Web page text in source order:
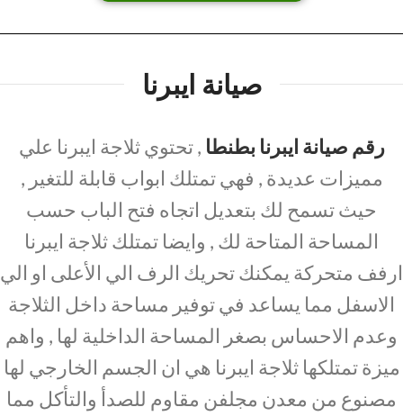
صيانة ايبرنا
رقم صيانة ايبرنا بطنطا , تحتوي ثلاجة ايبرنا علي
مميزات عديدة , فهي تمتلك ابواب قابلة للتغير ,
حيث تسمح لك بتعديل اتجاه فتح الباب حسب
المساحة المتاحة لك , وايضا تمتلك ثلاجة ايبرنا
ارفف متحركة يمكنك تحريك الرف الي الأعلى او الي
الاسفل مما يساعد في توفير مساحة داخل الثلاجة
وعدم الاحساس بصغر المساحة الداخلية لها , واهم
ميزة تمتلكها ثلاجة ايبرنا هي ان الجسم الخارجي لها
مصنوع من معدن مجلفن مقاوم للصدأ والتأكل مما